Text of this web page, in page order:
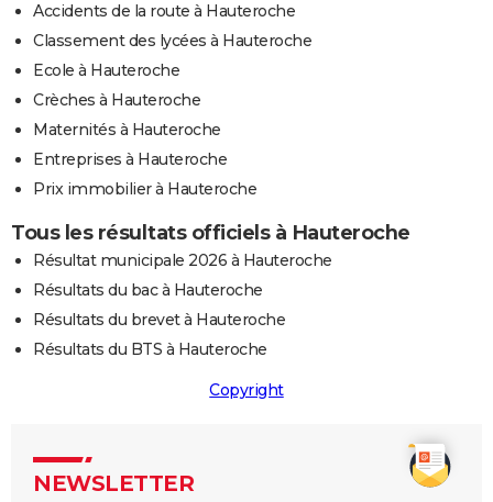
Accidents de la route à Hauteroche
Classement des lycées à Hauteroche
Ecole à Hauteroche
Crèches à Hauteroche
Maternités à Hauteroche
Entreprises à Hauteroche
Prix immobilier à Hauteroche
Tous les résultats officiels à Hauteroche
Résultat municipale 2026 à Hauteroche
Résultats du bac à Hauteroche
Résultats du brevet à Hauteroche
Résultats du BTS à Hauteroche
Copyright
NEWSLETTER